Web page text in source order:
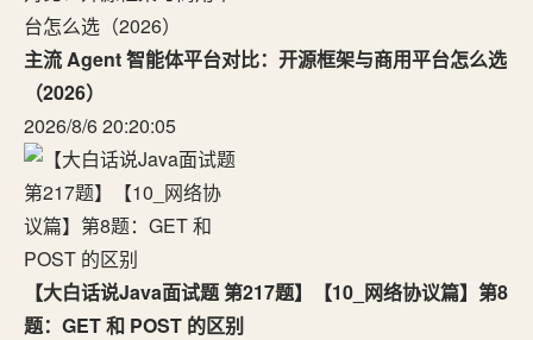
主流 Agent 智能体平台对比：开源框架与商用平台怎么选
（2026）
2026/8/6 20:20:05
【大白话说Java面试题 第217题】【10_网络协议篇】第8
题：GET 和 POST 的区别